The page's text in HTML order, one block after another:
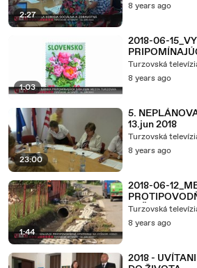
2:27
8 years ago
1:03
2018-06-
TURZOVKA
Turzovská
8 years ago
23:00
5.
13.jun 2018
Turzovská
8 years ago
1:44
2018-06-
VYŠNOM
Turzovská
8 years ago
2018 -